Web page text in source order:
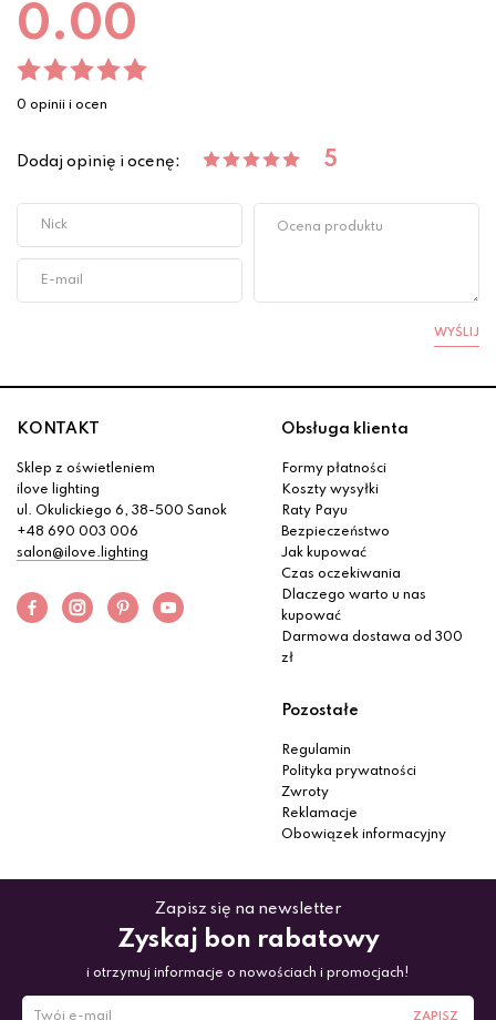
0.00
0 opinii i ocen
Dodaj opinię i ocenę: 5
WYŚLIJ
KONTAKT
Sklep z oświetleniem
ilove lighting
ul. Okulickiego 6, 38-500 Sanok
+48 690 003 006
salon@ilove.lighting
Obsługa klienta
Formy płatności
Koszty wysyłki
Raty Payu
Bezpieczeństwo
Jak kupować
Czas oczekiwania
Dlaczego warto u nas
kupować
Darmowa dostawa od 300
zł
Pozostałe
Regulamin
Polityka prywatności
Zwroty
Reklamacje
Obowiązek informacyjny
Zapisz się na newsletter
Zyskaj bon rabatowy
i otrzymuj informacje o nowościach i promocjach!
ZAPISZ